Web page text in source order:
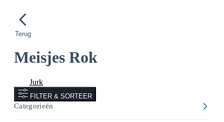
Terug
Meisjes Rok
Jurk
FILTER & SORTEER
Categorieën